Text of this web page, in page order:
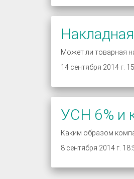
Может ли товарная
14 сентября 2014 г.
УСН 6% и
Каким образом
8 сентября 2014 г.